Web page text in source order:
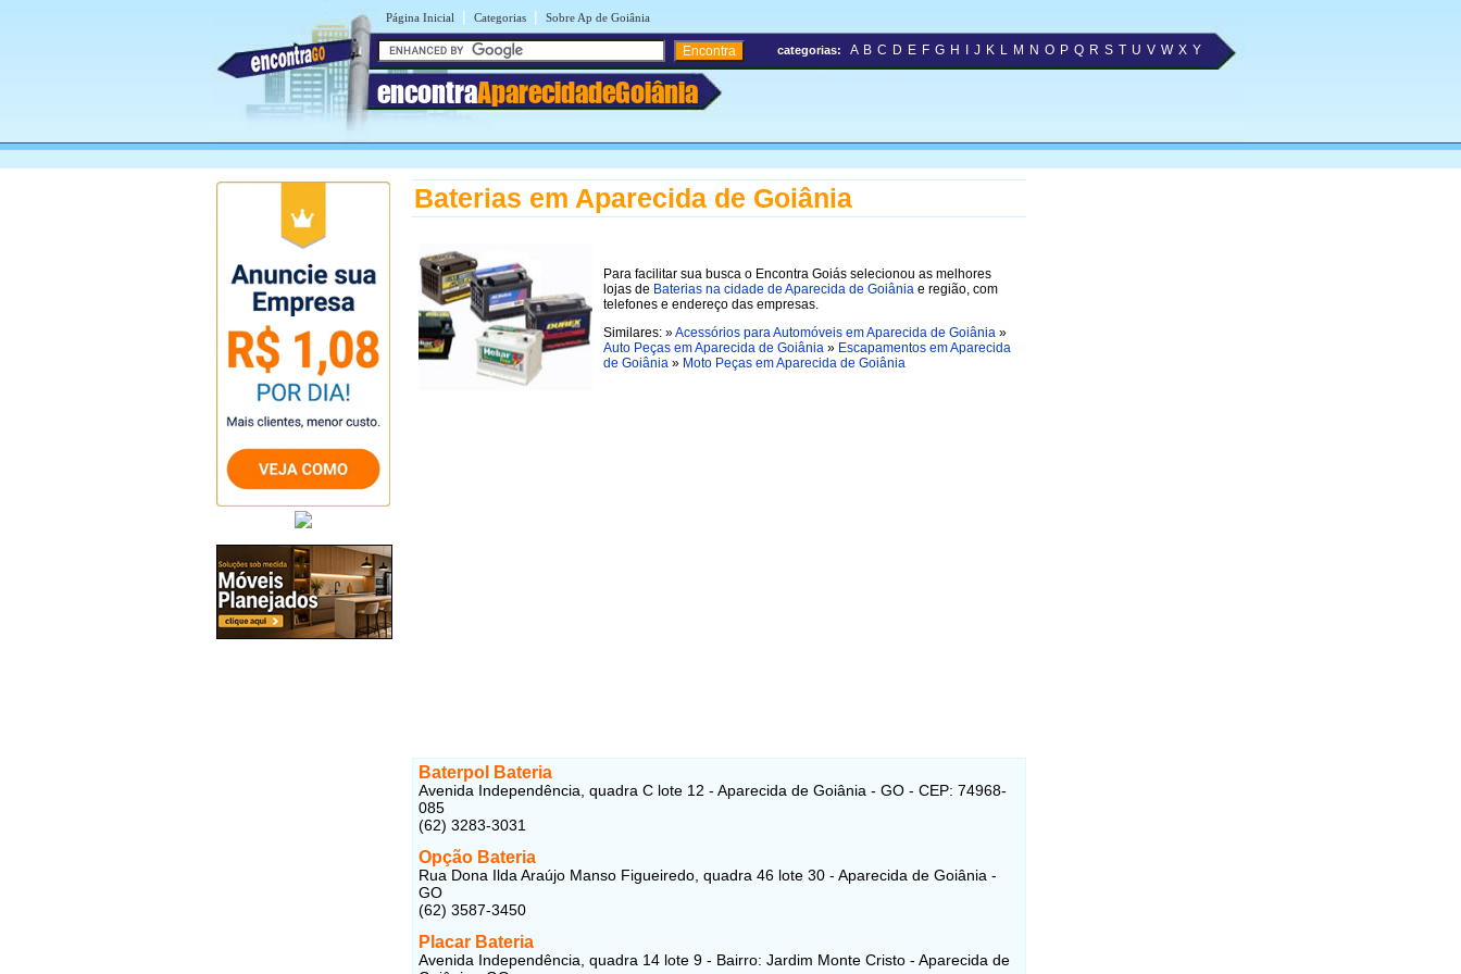
Página Inicial | Categorias | Sobre Ap de Goiânia
encontraAparecidadeGoiânia
categorias: A B C D E F G H J K L M N O P Q R S T U V W X Y
Baterias em Aparecida de Goiânia
Para facilitar sua busca o Encontra Goiás selecionou as melhores
lojas de Baterias na cidade de Aparecida de Goiânia e região, com
telefones e endereço das empresas.
Similares: »Acessórios para Automóveis em Aparecida de Goiânia »
Auto Peças em Aparecida de Goiânia » Escapamentos em Aparecida
de Goiânia » Moto Peças em Aparecida de Goiânia
Baterpol Bateria
Avenida Independência, quadra C lote 12 - Aparecida de Goiânia - GO - CEP: 74968-
085
(62) 3283-3031
Opção Bateria
Rua Dona Ilda Araújo Manso Figueiredo, quadra 46 lote 30 - Aparecida de Goiânia -
GO
(62) 3587-3450
Placar Bateria
Avenida Independência, quadra 14 lote 9 - Bairro: Jardim Monte Cristo - Aparecida de